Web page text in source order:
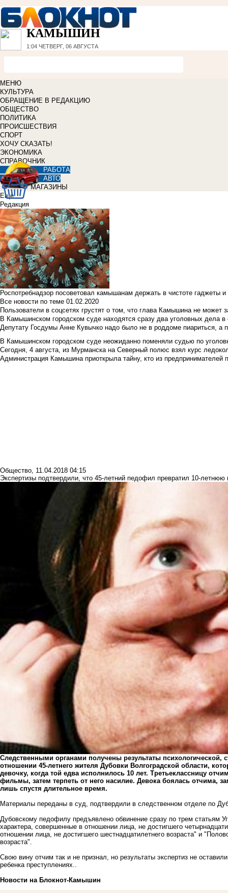
КАМЫШИН
1:04 ЧЕТВЕРГ, 06 АВГУСТА
МЕНЮ
КУЛЬТУРА
ОБРАЩЕНИЕ В РЕДАКЦИЮ
ОБЩЕСТВО
ПОЛИТИКА
ПРОИСШЕСТВИЯ
СПОРТ
ХОЧУ СКАЗАТЬ!
ЭКОНОМИКА
СПРАВОЧНИК
РАБОТА
АВТО
МАГАЗИНЫ
Еще
Редакция
Роспотребнадзор посоветовал камышанам держать в чистоте гаджеты
Все новости по теме 01.02.2020
Пользователи в соцсетях грустят о том, что глава Камышина не может
В Камышинском городском суде находятся сразу два уголовных дела
Депутату Госдумы Анне Кувычко надо было не в роддоме пиариться, а
В Камышинском городском суде неожиданно поменяли судью по
Сегодня, 4 августа, из Мурманска на Северный полюс взял курс
Администрация Камышина приоткрыла тайну, кто из предпринимателей
Общество, 11.04.2018 04:15
Экспертизы подтвердили, что 45-летний педофил превратил 10-
Следственными органами получены результаты психологической,
отношении 45-летнего жителя Дубовки Волгоградской области,
девочку, когда той едва исполнилось 10 лет. Третьеклассницу
фильмы, затем терпеть от него насилие. Девока боялась отчима,
лишь спустя длительное время.
Материалы переданы в суд, подтвердили в следственном отделе по
Дубовскому педофилу предъявлено обвинение сразу по трем статьям
характера, совершенные в отношении лица, не достигшего
отношении лица, не достигшего шестнадцатилетнего возраста" и
возраста".
Свою вину отчим так и не признал, но результаты экспертиз не
ребенка преступлениях..
Новости на Блoкнoт-Камышин